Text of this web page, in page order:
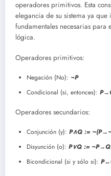
operadores primitivos. Esta
elegancia de su sistema ya
fundamentales necesarias
lógica.
Operadores primitivos:
Negación (No): ¬P
Condicional (si, entonces):
Operadores secundarios:
Conjunción (y): P∧Q :=
Disyunción (o): P∨Q := ¬P→Q
Bicondicional (si y sólo si):